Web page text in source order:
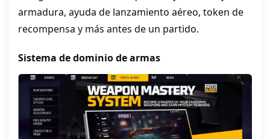
armadura, ayuda de lanzamiento aéreo, token de
recompensa y más antes de un partido.
Sistema de dominio de armas